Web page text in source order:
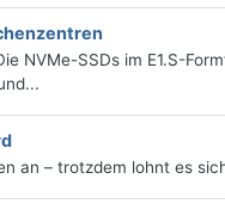
NVMe-SSDs im E1.S-
an – trotzdem lohnt es